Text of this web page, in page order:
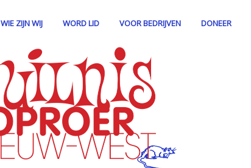
WIE ZIJN WIJ WORD LID VOOR BEDRIJVEN DONEER